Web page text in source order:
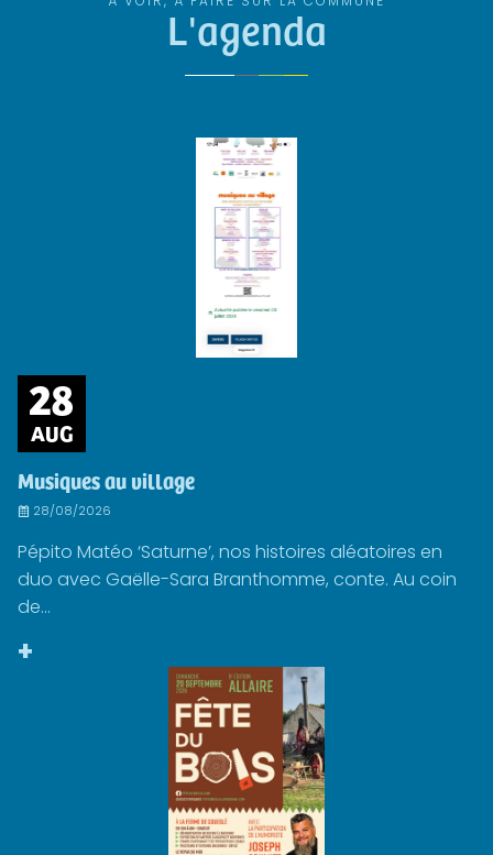
L'agenda
28
AUG
Musiques au village
28/08/2026
Pépito Matéo ‘Saturne’, nos histoires aléatoires en
duo avec Gaëlle-Sara Branthomme, conte. Au coin
de...
+